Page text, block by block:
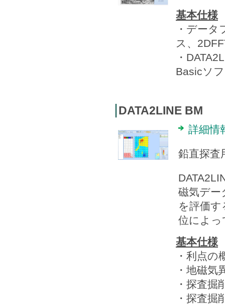
基本仕様
・デー
ス、
・
Basicソ
DATA2LINE BM
詳細情
鉛直探査
磁気デー
を評価
位によっ
基本仕様
・利点の
・地磁
・探査掘
・探査掘